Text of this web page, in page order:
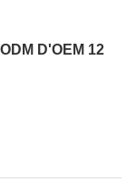
D'OEM 12